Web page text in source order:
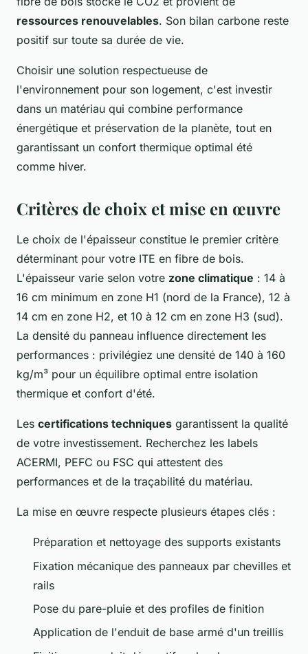
ressources renouvelables. Son bilan carbone reste
positif sur toute sa durée de vie.
Choisir une solution respectueuse de
l'environnement pour son logement, c'est investir
dans un matériau qui combine performance
énergétique et préservation de la planète, tout en
garantissant un confort thermique optimal été
comme hiver.
Critères de choix et mise en œuvre
Le choix de l'épaisseur constitue le premier critère
déterminant pour votre ITE en fibre de bois.
L'épaisseur varie selon votre zone climatique : 14 à
16 cm minimum en zone H1 (nord de la France), 12 à
14 cm en zone H2, et 10 à 12 cm en zone H3 (sud).
La densité du panneau influence directement les
performances : privilégiez une densité de 140 à 160
kg/m³ pour un équilibre optimal entre isolation
thermique et confort d'été.
Les certifications techniques garantissent la qualité
de votre investissement. Recherchez les labels
ACERMI, PEFC ou FSC qui attestent des
performances et de la traçabilité du matériau.
La mise en œuvre respecte plusieurs étapes clés :
Préparation et nettoyage des supports existants
Fixation mécanique des panneaux par chevilles et
rails
Pose du pare-pluie et des profiles de finition
Application de l'enduit de base armé d'un treillis